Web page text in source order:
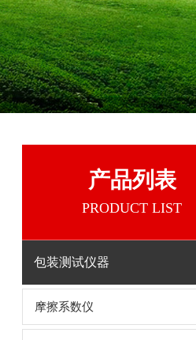
产品列表
PRODUCT LIST
包装测试仪器
摩擦系数仪